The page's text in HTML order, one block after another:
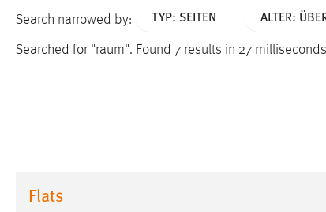
Search narrowed by: TYP: SEITEN ALTER:
Searched for "raum". Found 7 results in 27
Flats